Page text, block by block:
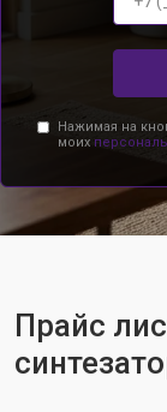
Нажимая на
моих
Прайс